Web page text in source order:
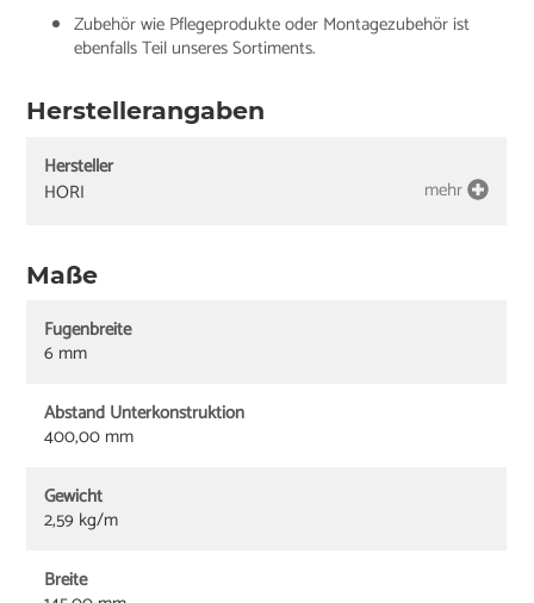
Zubehör wie Pflegeprodukte oder Montagezubehör ist
ebenfalls Teil unseres Sortiments.
Herstellerangaben
Hersteller
HORI
mehr
Maße
Fugenbreite
6 mm
Abstand Unterkonstruktion
400,00 mm
Gewicht
2,59 kg/m
Breite